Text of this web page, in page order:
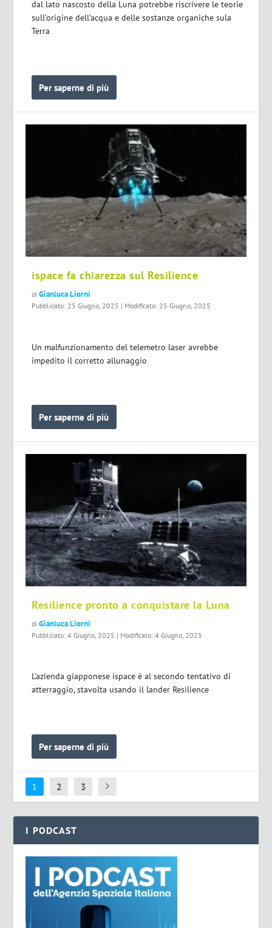
dal lato nascosto della Luna potrebbe riscrivere le teorie
sull’origine dell’acqua e delle sostanze organiche sula
Terra
Per saperne di più
ispace fa chiarezza sul Resilience
diGianluca Liorni
Pubblicato: 25 Giugno, 2025 | Modificato: 25 Giugno, 2025
Un malfunzionamento del telemetro laser avrebbe
impedito il corretto allunaggio
Per saperne di più
Resilience pronto a conquistare la Luna
diGianluca Liorni
Pubblicato: 4 Giugno, 2025 | Modificato: 4 Giugno, 2025
L’azienda giapponese ispace è al secondo tentativo di
atterraggio, stavolta usando il lander Resilience
Per saperne di più
1 2 3
I PODCAST